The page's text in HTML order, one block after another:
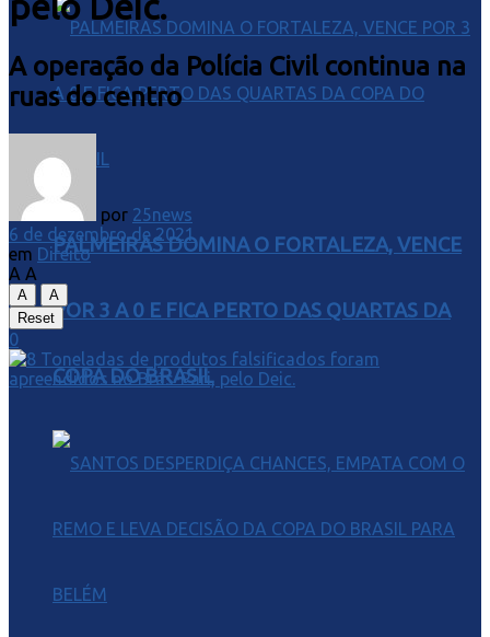
PALMEIRAS DOMINA O FORTALEZA, VENCE
POR 3 A 0 E FICA PERTO DAS QUARTAS DA
COPA DO BRASIL
A operação da Polícia Civil continua na
ruas do centro
por 25news
6 de dezembro de 2021
em Direito
A A
A
A
Reset
0